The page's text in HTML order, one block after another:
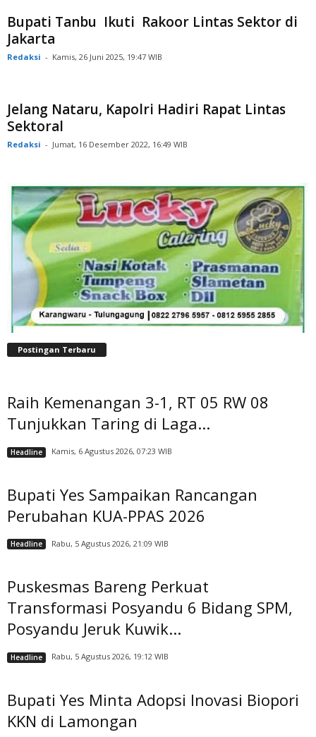
Bupati Tanbu Ikuti Rakoor Lintas Sektor di
Jakarta
Redaksi - Kamis, 26 Juni 2025, 19:47 WIB
Jelang Nataru, Kapolri Hadiri Rapat Lintas
Sektoral
Redaksi - Jumat, 16 Desember 2022, 16:49 WIB
Postingan Terbaru
Raih Kemenangan 3-1, RT 05 RW 08
Tunjukkan Taring di Laga...
Headline Kamis, 6 Agustus 2026, 07:23 WIB
Bupati Yes Sampaikan Rancangan
Perubahan KUA-PPAS 2026
Headline Rabu, 5 Agustus 2026, 21:09 WIB
Puskesmas Bareng Perkuat
Transformasi Posyandu 6 Bidang SPM,
Posyandu Jeruk Kuwik...
Headline Rabu, 5 Agustus 2026, 19:12 WIB
Bupati Yes Minta Adopsi Inovasi Biopori
KKN di Lamongan